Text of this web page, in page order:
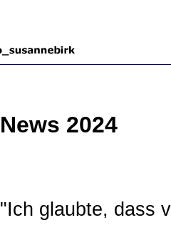
News 2024
"Ich glaubte, dass